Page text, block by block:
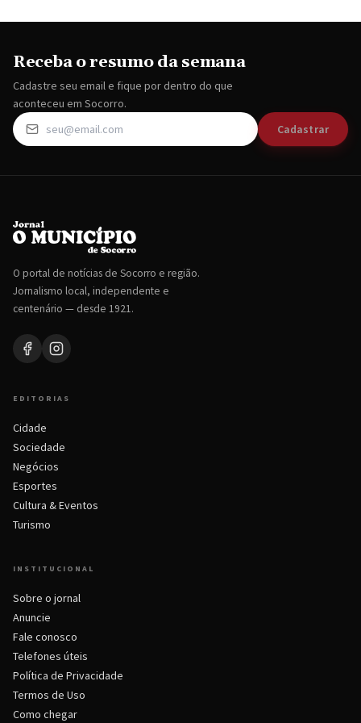
Receba o resumo da semana
Cadastre seu email e fique por dentro do que
aconteceu em Socorro.
Cadastrar
O portal de notícias de Socorro e região.
Jornalismo local, independente e
centenário — desde 1921.
EDITORIAS
Cidade
Sociedade
Negócios
Esportes
Cultura & Eventos
Turismo
INSTITUCIONAL
Sobre o jornal
Anuncie
Fale conosco
Telefones úteis
Política de Privacidade
Termos de Uso
Como chegar